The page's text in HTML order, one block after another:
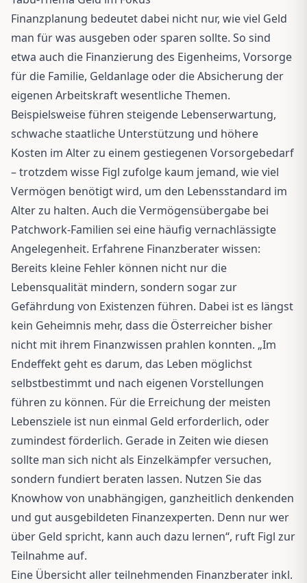
Finanzplanung bedeutet dabei nicht nur, wie viel Geld
man für was ausgeben oder sparen sollte. So sind
etwa auch die Finanzierung des Eigenheims, Vorsorge
für die Familie, Geldanlage oder die Absicherung der
eigenen Arbeitskraft wesentliche Themen.
Beispielsweise führen steigende Lebenserwartung,
schwache staatliche Unterstützung und höhere
Kosten im Alter zu einem gestiegenen Vorsorgebedarf
– trotzdem wisse Figl zufolge kaum jemand, wie viel
Vermögen benötigt wird, um den Lebensstandard im
Alter zu halten. Auch die Vermögensübergabe bei
Patchwork-Familien sei eine häufig vernachlässigte
Angelegenheit. Erfahrene Finanzberater wissen:
Bereits kleine Fehler können nicht nur die
Lebensqualität mindern, sondern sogar zur
Gefährdung von Existenzen führen. Dabei ist es längst
kein Geheimnis mehr, dass die Österreicher bisher
nicht mit ihrem Finanzwissen prahlen konnten. „Im
Endeffekt geht es darum, das Leben möglichst
selbstbestimmt und nach eigenen Vorstellungen
führen zu können. Für die Erreichung der meisten
Lebensziele ist nun einmal Geld erforderlich, oder
zumindest förderlich. Gerade in Zeiten wie diesen
sollte man sich nicht als Einzelkämpfer versuchen,
sondern fundiert beraten lassen. Nutzen Sie das
Knowhow von unabhängigen, ganzheitlich denkenden
und gut ausgebildeten Finanzexperten. Denn nur wer
über Geld spricht, kann auch dazu lernen“, ruft Figl zur
Teilnahme auf.
Eine Übersicht aller teilnehmenden Finanzberater inkl.